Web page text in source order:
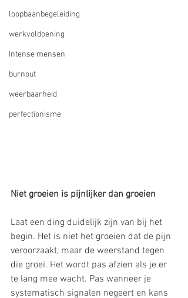
loopbaanbegeleiding
werkvoldoening
Intense mensen
burnout
weerbaarheid
perfectionisme
Niet groeien is pijnlijker dan groeien
Laat een ding duidelijk zijn van bij het
begin. Het is niet het groeien dat de pijn
veroorzaakt, maar de weerstand tegen
die groei. Het wordt pas afzien als je er
te lang mee wacht. Pas wanneer je
systematisch signalen negeert en kans